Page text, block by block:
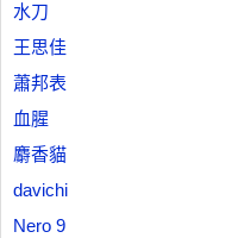
水刀
王思佳
蕭邦表
血腥
麝香貓
davichi
Nero 9